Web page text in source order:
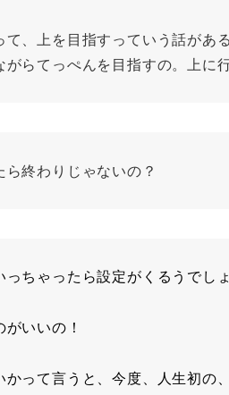
、上を目指すっていう話がある
らてっぺんを目指すの。上に
終わりじゃないの？
ちゃったら設定がくるうでし
いいの！
って言うと、今度、人生初の